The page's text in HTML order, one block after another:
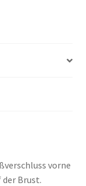
vorne
Brust.